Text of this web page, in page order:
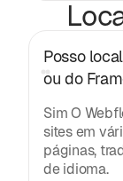
Posso
ou do
Sim O
sites em
páginas,
de idioma.